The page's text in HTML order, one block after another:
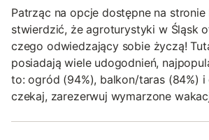
Patrząc na opcje dostępne na stronie
stwierdzić, że agroturystyki w Śląsk
czego odwiedzający sobie życzą!
posiadają wiele udogodnień,
to: ogród (94%), balkon/taras (84%) i
czekaj, zarezerwuj wymarzone